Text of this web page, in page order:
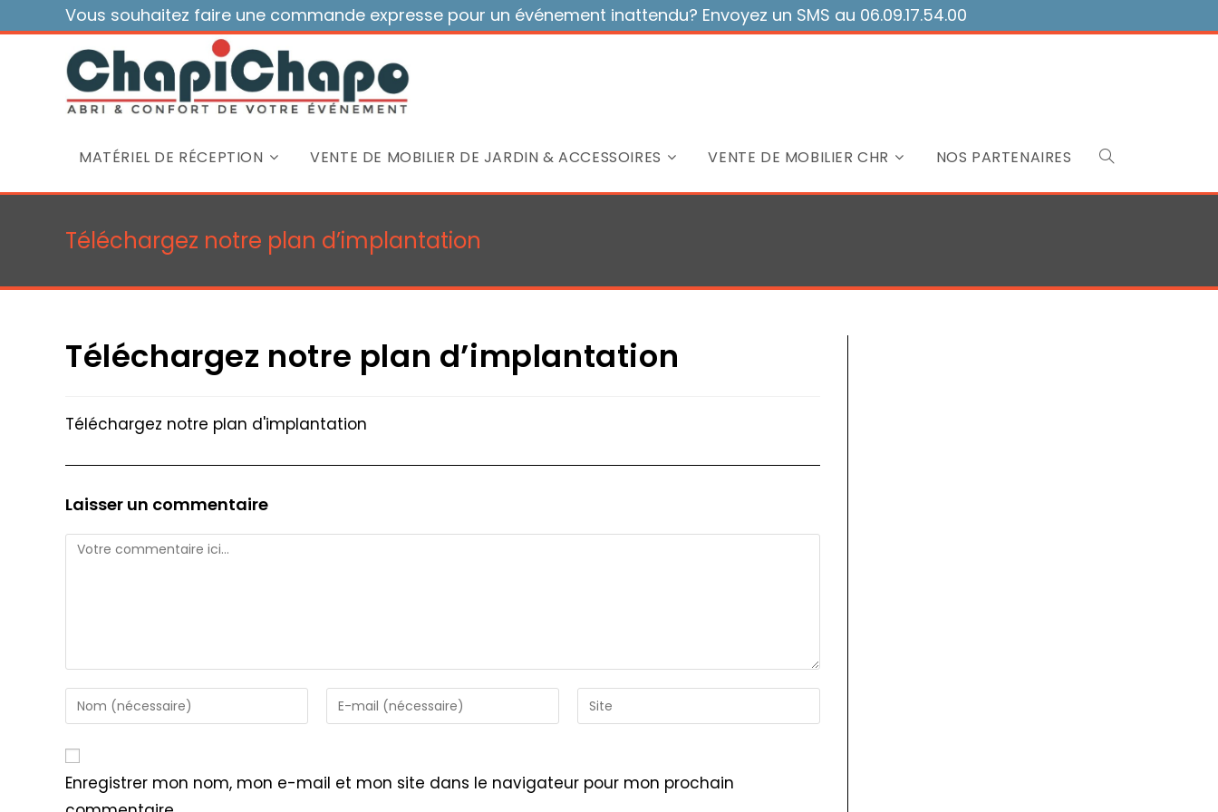
to
Vous souhaitez faire une commande expresse pour un événement inattendu? Envoyez un SMS au 06.09.17.54.00
MATÉRIEL DE RÉCEPTION VENTE DE MOBILIER DE JARDIN & ACCESSOIRES VENTE DE MOBILIER CHR NOS PARTENAIRES Toggle
search
Téléchargez notre plan d’implantation
Téléchargez notre plan d’implantation
Téléchargez notre plan d'implantation
Laisser un commentaire
Comment
Enter
your
or
username
Enter
your
to
Saisir
l’URL
site
Enregistrer mon nom, mon e-mail et mon site dans le navigateur pour mon prochain